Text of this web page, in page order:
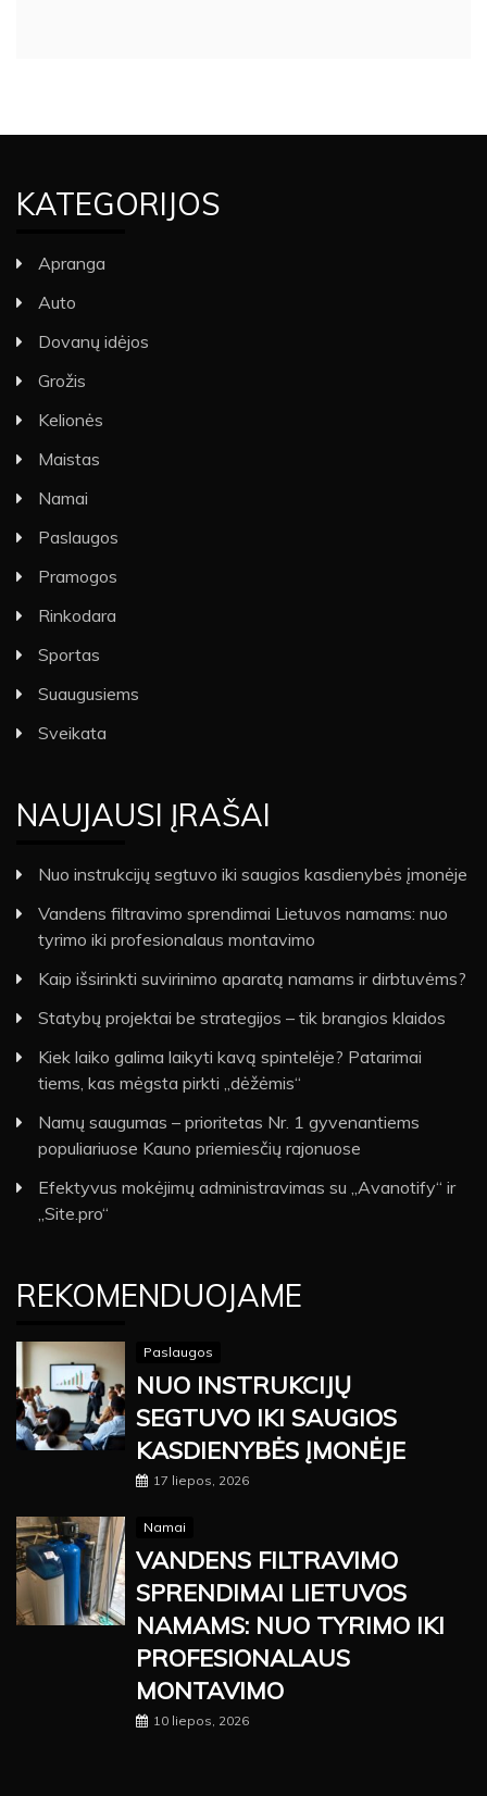
KATEGORIJOS
Apranga
Auto
Dovanų idėjos
Grožis
Kelionės
Maistas
Namai
Paslaugos
Pramogos
Rinkodara
Sportas
Suaugusiems
Sveikata
NAUJAUSI ĮRAŠAI
Nuo instrukcijų segtuvo iki saugios kasdienybės įmonėje
Vandens filtravimo sprendimai Lietuvos namams: nuo
tyrimo iki profesionalaus montavimo
Kaip išsirinkti suvirinimo aparatą namams ir dirbtuvėms?
Statybų projektai be strategijos – tik brangios klaidos
Kiek laiko galima laikyti kavą spintelėje? Patarimai
tiems, kas mėgsta pirkti „dėžėmis“
Namų saugumas – prioritetas Nr. 1 gyvenantiems
populiariuose Kauno priemiesčių rajonuose
Efektyvus mokėjimų administravimas su „Avanotify“ ir
„Site.pro“
REKOMENDUOJAME
Paslaugos
NUO INSTRUKCIJŲ
SEGTUVO IKI SAUGIOS
KASDIENYBĖS ĮMONĖJE
17 liepos, 2026
Namai
VANDENS FILTRAVIMO
SPRENDIMAI LIETUVOS
NAMAMS: NUO TYRIMO IKI
PROFESIONALAUS
MONTAVIMO
10 liepos, 2026